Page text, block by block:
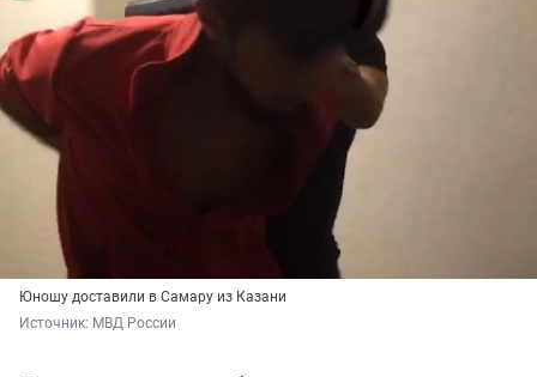
Юношу доставили в Самару из Казани
Источник: МВД России